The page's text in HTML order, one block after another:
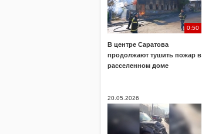
0:50
В центре Саратова
продолжают тушить пожар в
расселенном доме
20.05.2026